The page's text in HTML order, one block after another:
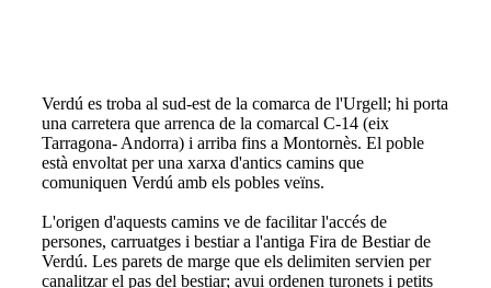
Verdú es troba al sud-est de la comarca de l'Urgell; hi porta
una carretera que arrenca de la comarcal C-14 (eix
Tarragona- Andorra) i arriba fins a Montornès. El poble
està envoltat per una xarxa d'antics camins que
comuniquen Verdú amb els pobles veïns.
L'origen d'aquests camins ve de facilitar l'accés de
persones, carruatges i bestiar a l'antiga Fira de Bestiar de
Verdú. Les parets de marge que els delimiten servien per
canalitzar el pas del bestiar; avui ordenen turonets i petits